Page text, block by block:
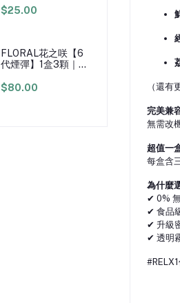
3% 尼古丁｜3顆裝
$25.00
FLORAL花之咲【6
代煙彈】1盒3顆｜
日本原廠煙油
$80.00 （還有
完美兼
無需改
超值一
每盒含
為什麼
✔ 0%
✔ 食品
✔ 升級
✔ 透明